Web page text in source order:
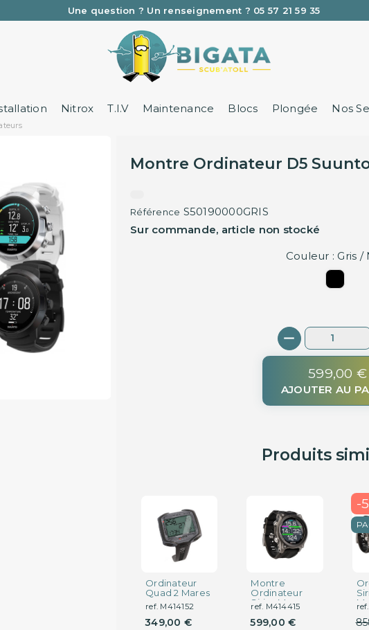
Une question ? Un renseignement ? 05 57 21 59 35
Livraison par Chronopost Relais Pickup
Nitrox T.I.V Maintenance Blocs Plongée Nos
Montre Ordinateur D5
Référence S50190000GRIS
Sur commande, article non stocké
Couleur : Gris /
Vert / Noir
Noir /
599,00 €
AJOUTER AU
Produits
Ordinateur
Quad 2 Mares
ref. M414152
349,00 €
Montre
Ordinateur
Sirius Mares
ref. M414415
599,00 €
-